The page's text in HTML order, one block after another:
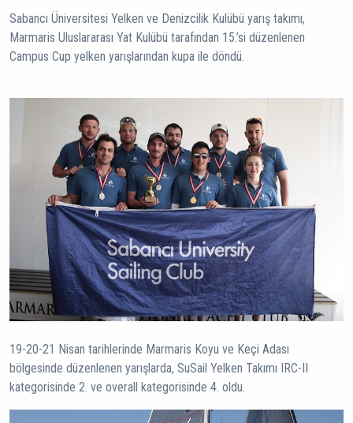
Sabancı Üniversitesi Yelken ve Denizcilik Kulübü yarış takımı,
Marmaris Uluslararası Yat Kulübü tarafından 15.’si düzenlenen
Campus Cup yelken yarışlarından kupa ile döndü.
19-20-21 Nisan tarihlerinde Marmaris Koyu ve Keçi Adası
bölgesinde düzenlenen yarışlarda, SuSail Yelken Takımı IRC-II
kategorisinde 2. ve overall kategorisinde 4. oldu.